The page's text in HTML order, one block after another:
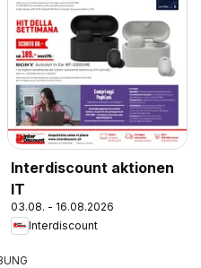
Interdiscount aktionen
IT
03.08. - 16.08.2026
Interdiscount